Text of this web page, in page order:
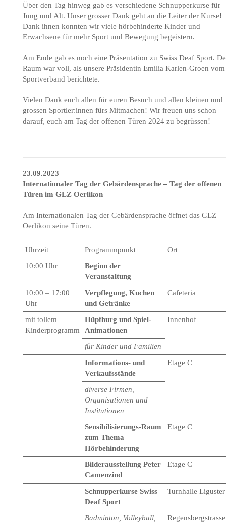
Über den Tag hinweg gab es verschiedene Schnupperkurse für
Jung und Alt. Unser grosser Dank geht an die Leiter der Kurse!
Dank ihnen konnten wir viele hörbehinderte Kinder und
Erwachsene für mehr Sport und Bewegung begeistern.
Am Ende gab es noch eine Präsentation zu Swiss Deaf Sport.
Raum war voll, als unsere Präsidentin Emilia Karlen-Groen vom
Sportverband berichtete.
Vielen Dank euch allen für euren Besuch und allen kleinen und
grossen Sportler:innen fürs Mitmachen! Wir freuen uns schon
darauf, euch am Tag der offenen Türen 2024 zu begrüssen!
23.09.2023
Internationaler Tag der Gebärdensprache – Tag der offenen
Türen im GLZ Oerlikon
Am Internationalen Tag der Gebärdensprache öffnet das GLZ
Oerlikon seine Türen.
Uhrzeit Programmpunkt
Ort
10:00 Uhr
Beginn der
Veranstaltung
10:00 – 17:00
Uhr
Verpflegung, Kuchen
und Getränke
Cafeteria
mit tollem
Kinderprogramm
Hüpfburg und Spiel-
Animationen
Innenhof
für Kinder und Familien
Informations- und
Verkaufsstände
Etage C
diverse Firmen,
Organisationen und
Institutionen
Sensibilisierungs-Raum
zum Thema
Hörbehinderung
Etage C
Bilderausstellung Peter
Camenzind
Etage C
Schnupperkurse Swiss
Deaf Sport
Turnhalle Liguster
Badminton, Volleyball, Regensbergstrasse